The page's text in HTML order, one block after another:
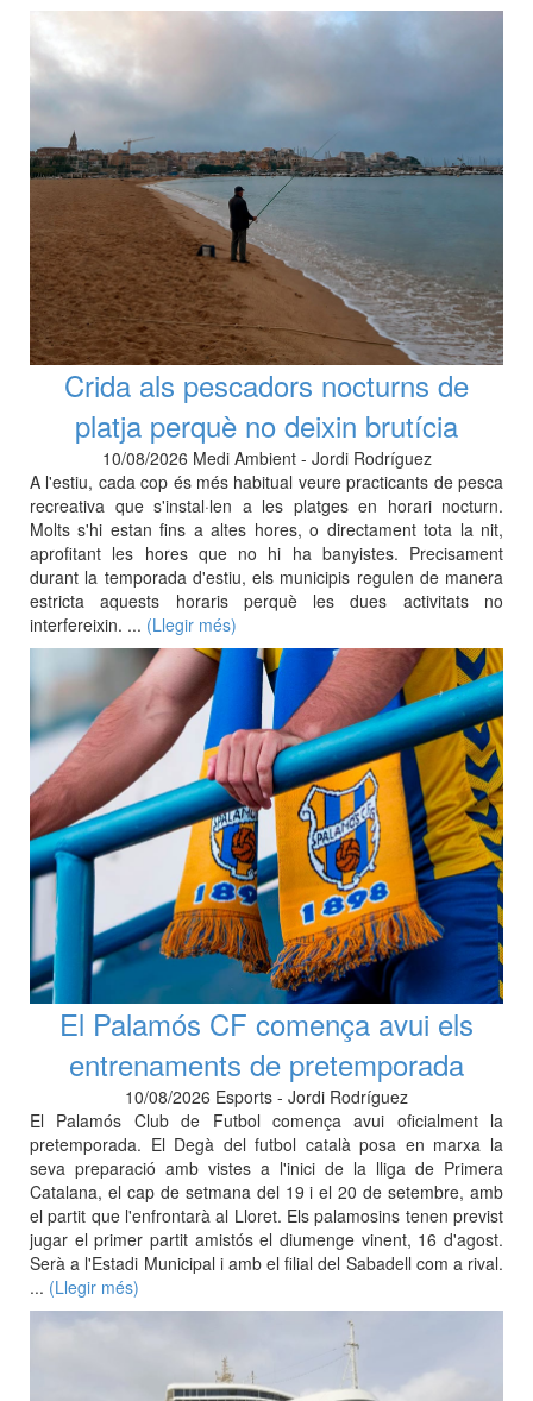
Crida als pescadors nocturns de
platja perquè no deixin brutícia
10/08/2026 Medi Ambient - Jordi Rodríguez
A l'estiu, cada cop és més habitual veure practicants de pesca
recreativa que s'instal·len a les platges en horari nocturn.
Molts s'hi estan fins a altes hores, o directament tota la nit,
aprofitant les hores que no hi ha banyistes. Precisament
durant la temporada d'estiu, els municipis regulen de manera
estricta aquests horaris perquè les dues activitats no
interfereixin. ... (Llegir més)
El Palamós CF comença avui els
entrenaments de pretemporada
10/08/2026 Esports - Jordi Rodríguez
El Palamós Club de Futbol comença avui oficialment la
pretemporada. El Degà del futbol català posa en marxa la
seva preparació amb vistes a l'inici de la lliga de Primera
Catalana, el cap de setmana del 19 i el 20 de setembre, amb
el partit que l'enfrontarà al Lloret. Els palamosins tenen previst
jugar el primer partit amistós el diumenge vinent, 16 d'agost.
Serà a l'Estadi Municipal i amb el filial del Sabadell com a rival.
... (Llegir més)